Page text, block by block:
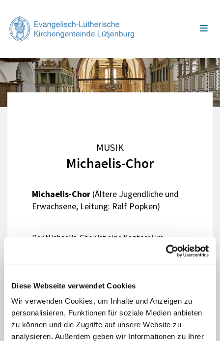
Diese Webseite verwendet Cookies
Wir verwenden Cookies, um Inhalte und Anzeigen zu
personalisieren, Funktionen für soziale Medien anbieten
zu können und die Zugriffe auf unsere Website zu
analysieren. Außerdem geben wir Informationen zu Ihrer
MUSIK
Michaelis-Chor
Michaelis-Chor (Ältere Jugendliche und
Erwachsene, Leitung: Ralf Popken)
Der Michaelis-Chor ist eine Kantorei im
klassischen Sinne. Die Aufführungen großer
abendfüllender Werke wie Oratorien und
Messen stehen hier genauso im Vordergrund
wie die Gestaltung verschiedenster
Gottesdienste - vor allem zu den Festtagen -
und kleinerer Konzerte und Abendmusiken.